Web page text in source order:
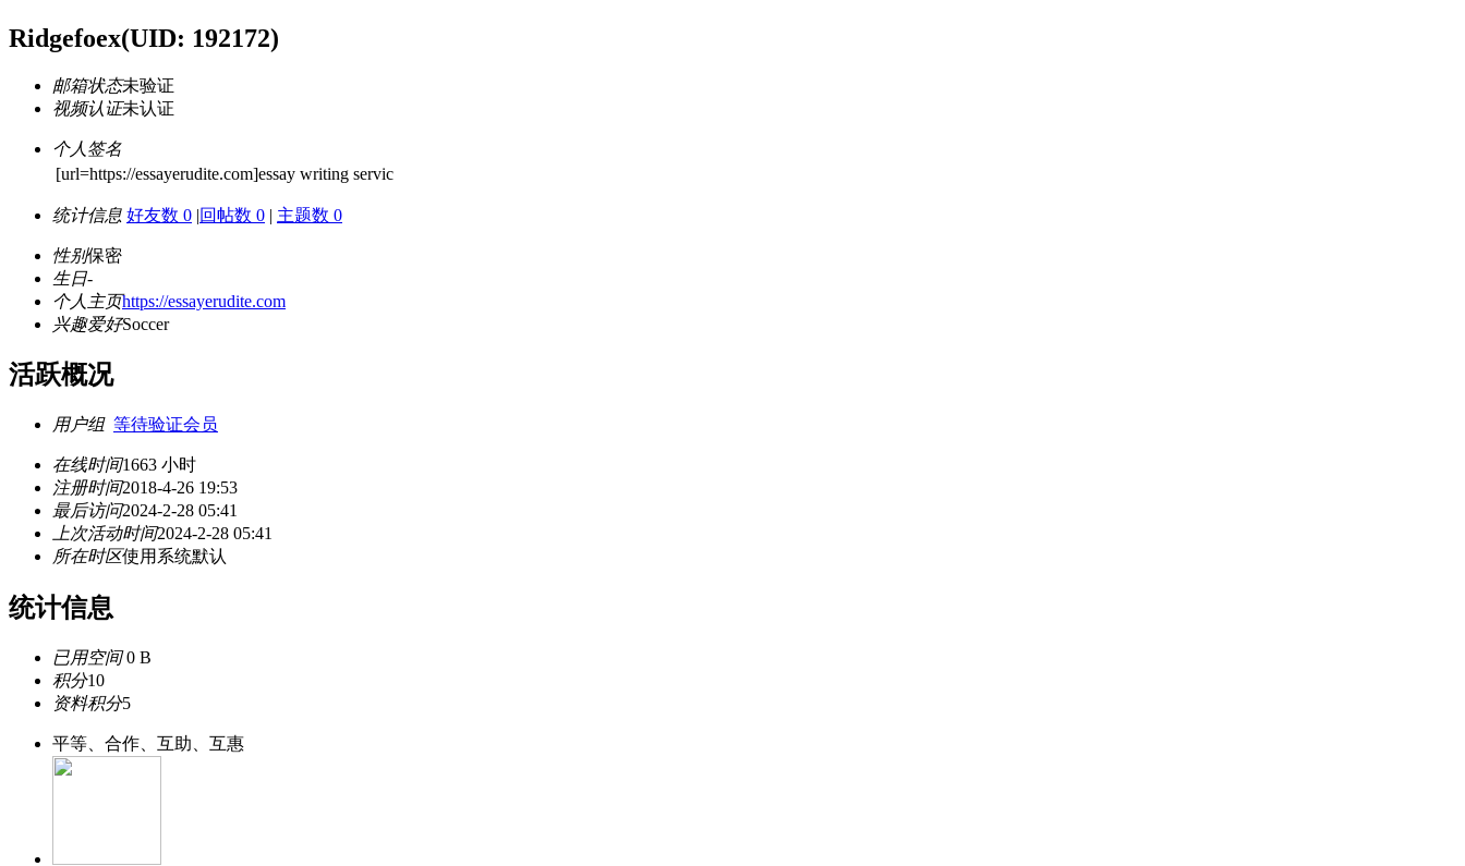
Ridgefoex(UID: 192172)
邮箱状态未验证
视频认证未认证
个人签名
[url=https://essayerudite.com]essay writing servic
统计信息 好友数 0 |回帖数 0 | 主题数 0
性别保密
生日-
个人主页https://essayerudite.com
兴趣爱好Soccer
活跃概况
用户组 等待验证会员
在线时间1663 小时
注册时间2018-4-26 19:53
最后访问2024-2-28 05:41
上次活动时间2024-2-28 05:41
所在时区使用系统默认
统计信息
已用空间0 B
积分10
资料积分5
平等、合作、互助、互惠